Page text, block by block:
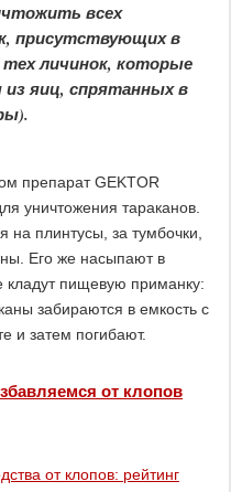
всех
присутствующих в
личинок, которые
яиц, спрятанных в
препарат GEKTOR
уничтожения тараканов.
на плинтусы, за тумбочки,
Его же насыпают в
кладут пищевую приманку:
забираются в емкость с
и затем погибают.
от клопов
от клопов: рейтинг